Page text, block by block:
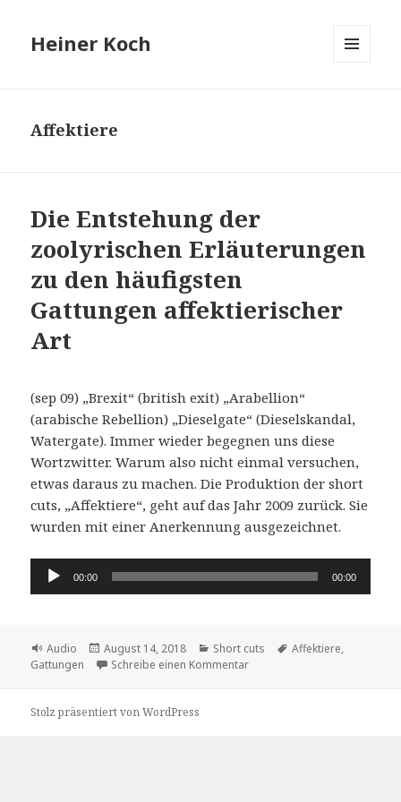
Heiner Koch
Affektiere
Die Entstehung der
zoolyrischen Erläuterungen
zu den häufigsten
Gattungen affektierischer
Art
(sep 09) „Brexit“ (british exit) „Arabellion“
(arabische Rebellion) „Dieselgate“ (Dieselskandal,
Watergate). Immer wieder begegnen uns diese
Wortzwitter. Warum also nicht einmal versuchen,
etwas daraus zu machen. Die Produktion der short
cuts, „Affektiere“, geht auf das Jahr 2009 zurück. Sie
wurden mit einer Anerkennung ausgezeichnet.
Audio-
00:00 00:00
Format
Audio
Veröffentlicht
am
August 14, 2018 Kategorien
Short cuts Schlagwörter
Affektiere,
Gattungen
Schreibe einen Kommentarzu Die Entstehung der
Stolz präsentiert von WordPress